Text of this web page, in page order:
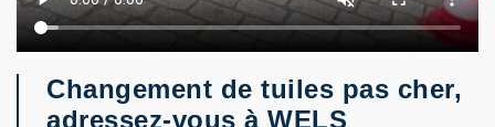
Changement de tuiles pas cher,
adressez-vous à WELS